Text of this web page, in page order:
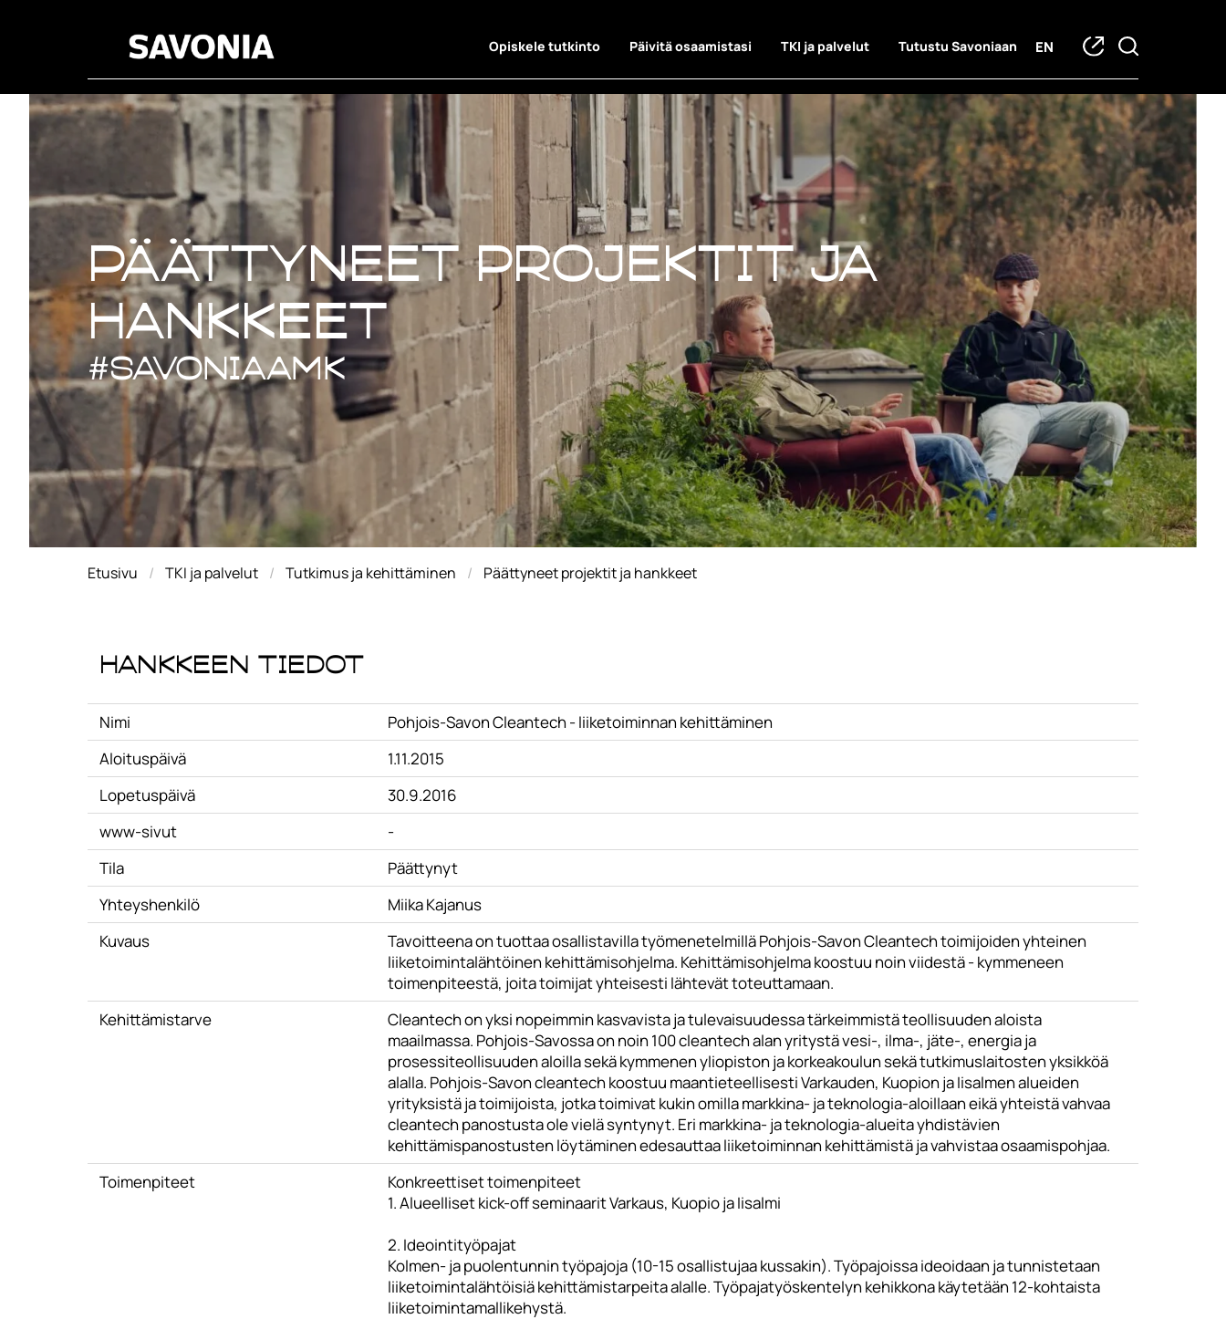
Opiskele tutkinto Päivitä osaamistasi TKI ja palvelut Tutustu Savoniaan EN
Päättyneet projektit ja hankkeet
Päättyneet projektit ja
hankkeet
#savoniaAMK
Etusivu TKI ja palvelut Tutkimus ja kehittäminen Päättyneet projektit ja hankkeet
Hankkeen tiedot
Nimi
Pohjois-Savon Cleantech - liiketoiminnan kehittäminen
Aloituspäivä
1.11.2015
Lopetuspäivä
30.9.2016
www-sivut
-
Tila
Päättynyt
Yhteyshenkilö
Miika Kajanus
Kuvaus
Tavoitteena on tuottaa osallistavilla työmenetelmillä Pohjois-Savon Cleantech toimijoiden yhteinen
liiketoimintalähtöinen kehittämisohjelma. Kehittämisohjelma koostuu noin viidestä - kymmeneen
toimenpiteestä, joita toimijat yhteisesti lähtevät toteuttamaan.
Kehittämistarve
Cleantech on yksi nopeimmin kasvavista ja tulevaisuudessa tärkeimmistä teollisuuden aloista
maailmassa. Pohjois-Savossa on noin 100 cleantech alan yritystä vesi-, ilma-, jäte-, energia ja
prosessiteollisuuden aloilla sekä kymmenen yliopiston ja korkeakoulun sekä tutkimuslaitosten yksikköä
alalla. Pohjois-Savon cleantech koostuu maantieteellisesti Varkauden, Kuopion ja Iisalmen alueiden
yrityksistä ja toimijoista, jotka toimivat kukin omilla markkina- ja teknologia-aloillaan eikä yhteistä vahvaa
cleantech panostusta ole vielä syntynyt. Eri markkina- ja teknologia-alueita yhdistävien
kehittämispanostusten löytäminen edesauttaa liiketoiminnan kehittämistä ja vahvistaa osaamispohjaa.
Toimenpiteet
Konkreettiset toimenpiteet
1. Alueelliset kick-off seminaarit Varkaus, Kuopio ja Iisalmi
2. Ideointityöpajat
Kolmen- ja puolentunnin työpajoja (10-15 osallistujaa kussakin). Työpajoissa ideoidaan ja tunnistetaan
liiketoimintalähtöisiä kehittämistarpeita alalle. Työpajatyöskentelyn kehikkona käytetään 12-kohtaista
liiketoimintamallikehystä.